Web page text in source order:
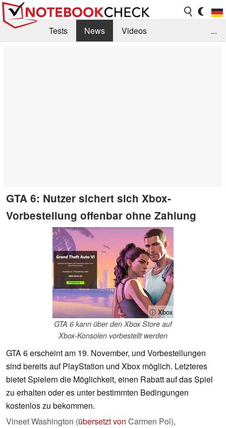
Tests News
Videos
...
GTA 6: Nutzer sichert sich Xbox-
Vorbestellung offenbar ohne Zahlung
ⓘ Xbox
GTA 6 kann über den Xbox Store auf
Xbox-Konsolen vorbestellt werden
GTA 6 erscheint am 19. November, und Vorbestellungen
sind bereits auf PlayStation und Xbox möglich. Letzteres
bietet Spielern die Möglichkeit, einen Rabatt auf das Spiel
zu erhalten oder es unter bestimmten Bedingungen
kostenlos zu bekommen.
Vineet Washington (übersetzt von Carmen Pol),